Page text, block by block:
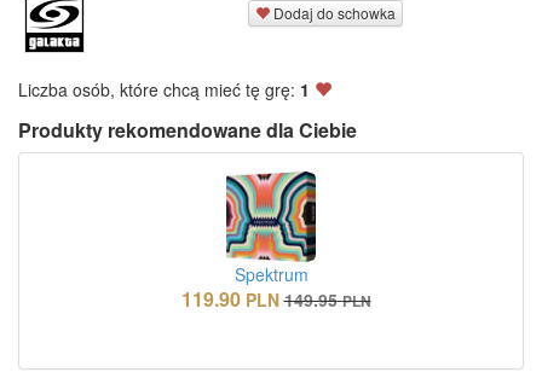
Dodaj do schowka
Liczba osób, które chcą mieć tę grę: 1
Produkty rekomendowane dla Ciebie
Spektrum
119.90 PLN 149.95 PLN